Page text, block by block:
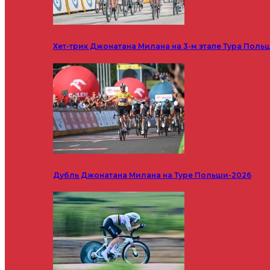
Хет-трик Джонатана Милана на 3-м этапе Тура
Дубль Джонатана Милана на Туре Польши-2026